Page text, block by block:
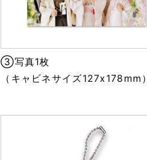
③写真1枚
（キャビネサイズ127x178mm）